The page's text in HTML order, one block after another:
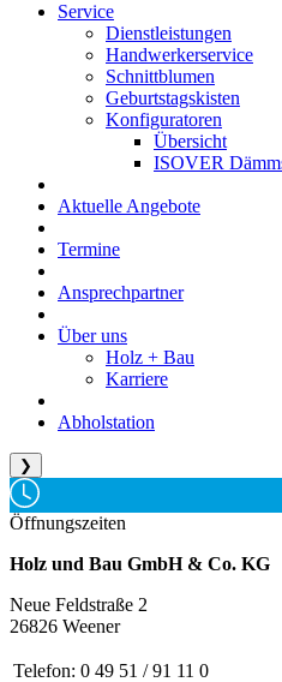
Service
Dienstleistungen
Handwerkerservice
Schnittblumen
Geburtstagskisten
Konfiguratoren
Übersicht
ISOVER
Aktuelle Angebote
Termine
Ansprechpartner
Über uns
Holz + Bau
Karriere
Abholstation
❯
Öffnungszeiten
Holz und Bau GmbH & Co. KG
Neue Feldstraße 2
26826 Weener
Telefon: 0 49 51 / 91 11 0